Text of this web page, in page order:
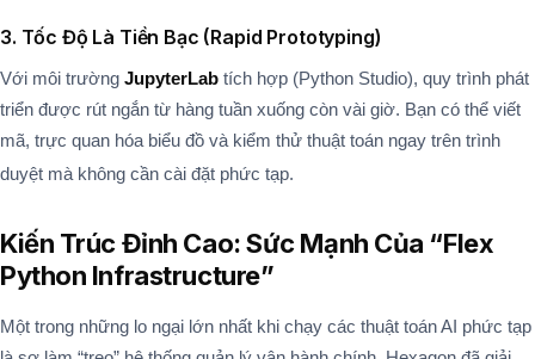
3. Tốc Độ Là Tiền Bạc (Rapid Prototyping)
Với môi trường JupyterLab tích hợp (Python Studio), quy trình phát
triển được rút ngắn từ hàng tuần xuống còn vài giờ. Bạn có thể viết
mã, trực quan hóa biểu đồ và kiểm thử thuật toán ngay trên trình
duyệt mà không cần cài đặt phức tạp.
Kiến Trúc Đỉnh Cao: Sức Mạnh Của “Flex
Python Infrastructure”
Một trong những lo ngại lớn nhất khi chạy các thuật toán AI phức tạp